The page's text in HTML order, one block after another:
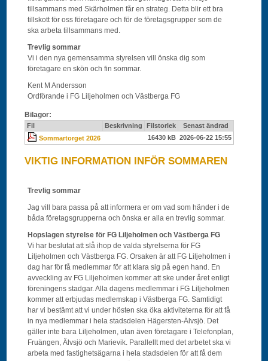
tillsammans med Skärholmen får en strateg. Detta blir ett bra
tillskott för oss företagare och för de företagsgrupper som de
ska arbeta tillsammans med.
Trevlig sommar
Vi i den nya gemensamma styrelsen vill önska dig som
företagare en skön och fin sommar.
Kent M Andersson
Ordförande i FG Liljeholmen och Västberga FG
Bilagor:
Fil Beskrivning Filstorlek
Senast ändrad
Sommartorget 2026
16430 kB 2026-06-22 15:55
VIKTIG INFORMATION INFÖR SOMMAREN
Trevlig sommar
Jag vill bara passa på att informera er om vad som händer i de
båda företagsgrupperna och önska er alla en trevlig sommar.
Hopslagen styrelse för FG Liljeholmen och Västberga FG
Vi har beslutat att slå ihop de valda styrelserna för FG
Liljeholmen och Västberga FG. Orsaken är att FG Liljeholmen i
dag har för få medlemmar för att klara sig på egen hand. En
avveckling av FG Liljeholmen kommer att ske under året enligt
föreningens stadgar. Alla dagens medlemmar i FG Liljeholmen
kommer att erbjudas medlemskap i Västberga FG. Samtidigt
har vi bestämt att vi under hösten ska öka aktiviteterna för att få
in nya medlemmar i hela stadsdelen Hägersten-Älvsjö. Det
gäller inte bara Liljeholmen, utan även företagare i Telefonplan,
Fruängen, Älvsjö och Marievik. Parallellt med det arbetet ska vi
arbeta med fastighetsägarna i hela stadsdelen för att få dem